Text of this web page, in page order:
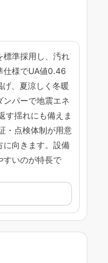
標準採用し、汚れ
仕様でUA値0.46
、夏涼しく冬暖
ンパーで地震エネ
す揺れにも備えま
・点検体制が用意
に向きます。設備
すいのが特長で